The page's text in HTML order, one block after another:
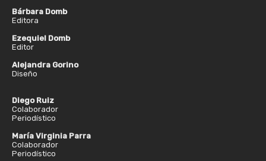
Bárbara Domb
Editora
Ezequiel Domb
Editor
Alejandra Gorino
Diseño
Diego Ruiz
Colaborador
Periodístico
María Virginia Parra
Colaborador
Periodístico